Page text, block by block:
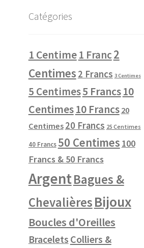
Catégories
1 Centime1 Franc2
Centimes 2 Francs 3 Centimes
5 Centimes5 Francs10
Centimes10 Francs 20
Centimes 20 Francs 25 Centimes
40 Francs 50 Centimes 100
Francs & 50 Francs
ArgentBagues &
ChevalièresBijoux
Boucles d'Oreilles
Bracelets Colliers &